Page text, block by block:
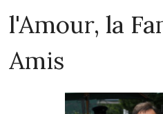
l'Amour, la
Amis